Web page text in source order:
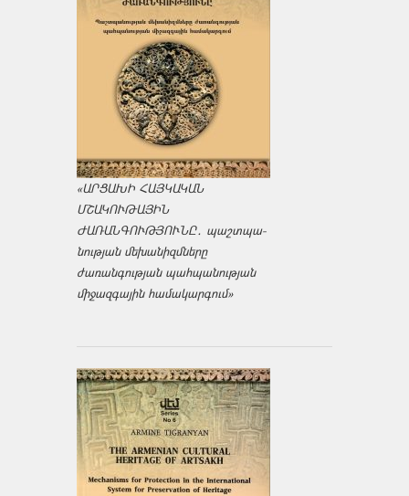
«ԱՐՑԱԽԻ ՀԱՅԿԱԿԱՆ
ՄՇԱԿՈՒԹԱՅԻՆ
ԺԱՌԱՆԳՈՒԹՅՈՒՆԸ․ պաշտպա­
նության մեխանիզմները
ժառանգության պահպանության
միջազ­գային համակարգում»